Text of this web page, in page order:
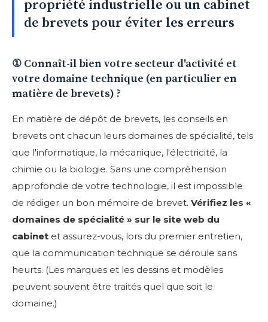
propriété industrielle ou un cabinet
de brevets pour éviter les erreurs
① Connaît-il bien votre secteur d'activité et
votre domaine technique (en particulier en
matière de brevets) ?
En matière de dépôt de brevets, les conseils en
brevets ont chacun leurs domaines de spécialité, tels
que l'informatique, la mécanique, l'électricité, la
chimie ou la biologie. Sans une compréhension
approfondie de votre technologie, il est impossible
de rédiger un bon mémoire de brevet. Vérifiez les «
domaines de spécialité » sur le site web du
cabinet et assurez-vous, lors du premier entretien,
que la communication technique se déroule sans
heurts. (Les marques et les dessins et modèles
peuvent souvent être traités quel que soit le
domaine.)